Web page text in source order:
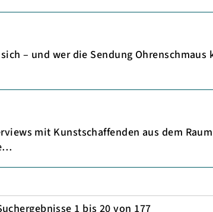
– und wer die Sendung
mit Kunstschaffenden aus dem
1 bis 20 von 177